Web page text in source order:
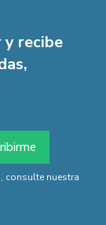
recibe
consulte nuestra